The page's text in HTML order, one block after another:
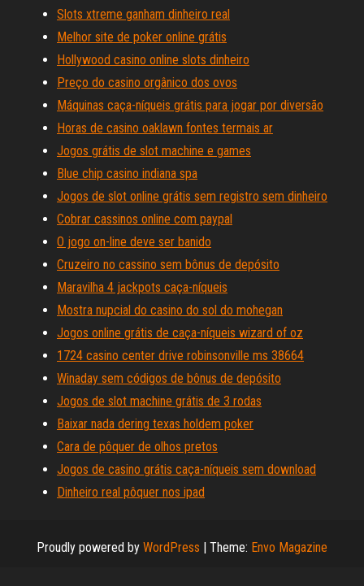
Slots xtreme ganham dinheiro real
Melhor site de poker online grátis
Hollywood casino online slots dinheiro
Preço do casino orgânico dos ovos
Máquinas caça-níqueis grátis para jogar por diversão
Horas de casino oaklawn fontes termais ar
Jogos grátis de slot machine e games
Blue chip casino indiana spa
Jogos de slot online grátis sem registro sem dinheiro
Cobrar cassinos online com paypal
O jogo on-line deve ser banido
Cruzeiro no cassino sem bônus de depósito
Maravilha 4 jackpots caça-níqueis
Mostra nupcial do casino do sol do mohegan
Jogos online grátis de caça-níqueis wizard of oz
1724 casino center drive robinsonville ms 38664
Winaday sem códigos de bônus de depósito
Jogos de slot machine grátis de 3 rodas
Baixar nada dering texas holdem poker
Cara de pôquer de olhos pretos
Jogos de casino grátis caça-níqueis sem download
Dinheiro real pôquer nos ipad
Proudly powered by WordPress | Theme: Envo Magazine